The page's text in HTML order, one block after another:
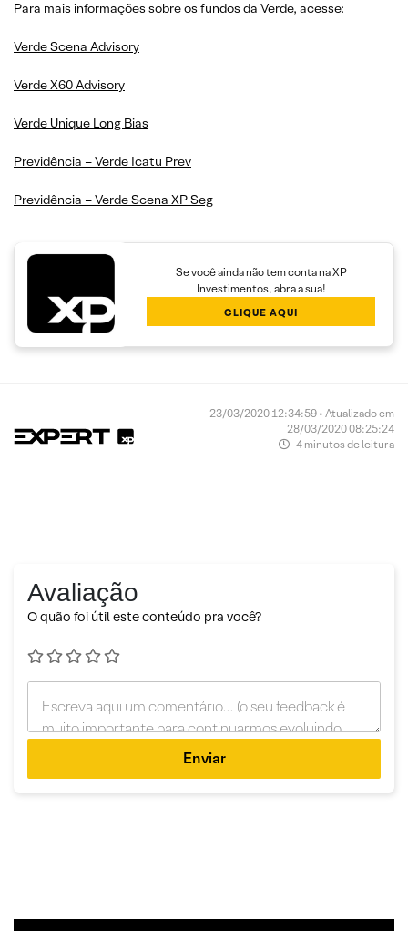
Para mais informações sobre os fundos da Verde, acesse:
Verde Scena Advisory
Verde X60 Advisory
Verde Unique Long Bias
Previdência – Verde Icatu Prev
Previdência – Verde Scena XP Seg
Se você ainda não tem conta na XP
Investimentos, abra a sua!
CLIQUE AQUI
23/03/2020 12:34:59 • Atualizado em
28/03/2020 08:25:24
4 minutos de leitura
Avaliação
O quão foi útil este conteúdo pra você?
Enviar